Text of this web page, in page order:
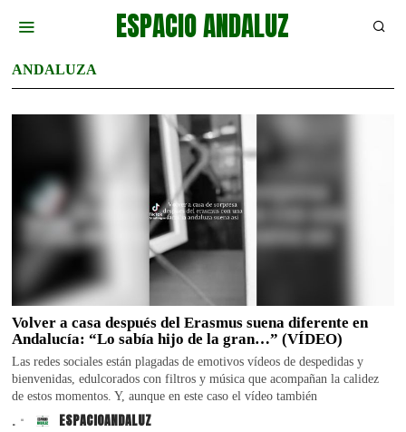
ESPACIO ANDALUZ
ANDALUZA
Volver a casa después del Erasmus suena diferente en
Andalucía: “Lo sabía hijo de la gran…” (VÍDEO)
Las redes sociales están plagadas de emotivos vídeos de despedidas y
bienvenidas, edulcorados con filtros y música que acompañan la calidez
de estos momentos. Y, aunque en este caso el vídeo también
. ESPACIOANDALUZ